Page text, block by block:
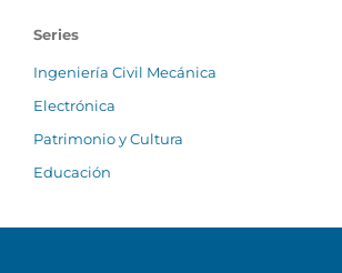
Series
Ingeniería Civil Mecánica
Electrónica
Patrimonio y Cultura
Educación